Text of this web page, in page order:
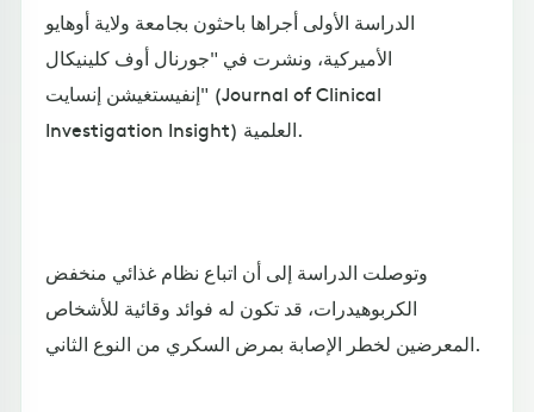
الدراسة الأولى أجراها باحثون بجامعة ولاية أوهايو
الأميركية، ونشرت في "جورنال أوف كلينيكال
إنفيستغيشن إنسايت" (Journal of Clinical
Investigation Insight) العلمية.
وتوصلت الدراسة إلى أن اتباع نظام غذائي منخفض
الكربوهيدرات، قد تكون له فوائد وقائية للأشخاص
المعرضين لخطر الإصابة بمرض السكري من النوع الثاني.